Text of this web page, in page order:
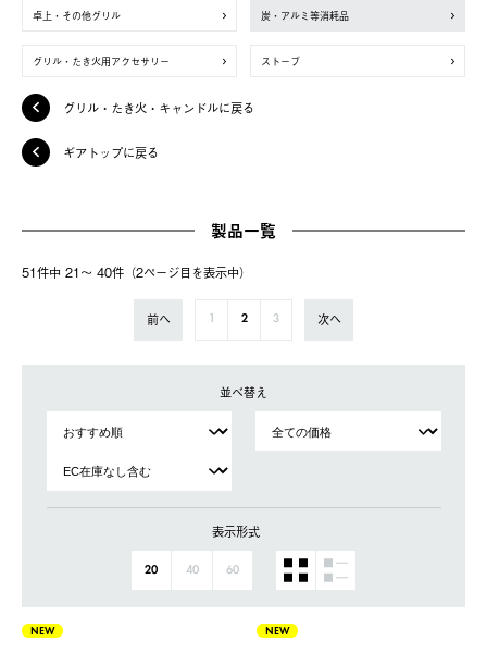
卓上・その他グリル 炭・アルミ等消耗品
グリル・たき火用アクセサリー ストーブ
グリル・たき火・キャンドルに戻る
ギアトップに戻る
製品一覧
51件中 21〜 40件（2ページ⽬を表⽰中）
前へ 1 2 3 次へ
並べ替え
表示形式
20 40 60
NEW NEW